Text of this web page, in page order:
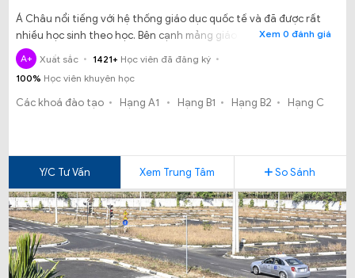
Á Châu nổi tiếng với hệ thống giáo dục quốc tế và đã được rất
nhiều học sinh theo học. Bên cạnh mảng giáo dục thì Á Châu
còn mở rộng thêm sang ngành đào tạo lái xe. Hãy cùng chúng
tôi tìm hiểu xem dạy học lái xe ở Trung tâm Á Châu có gì đặc biệt
nhé.
Xem 0 đánh giá
A+ Xuất sắc 1421+ Học viên đã đăng ký
100% Học viên khuyên học
Các khoá đào tạo Hạng A1 Hạng B1 Hạng B2 Hạng C
Y/C Tư Vấn Xem Trung Tâm So Sánh